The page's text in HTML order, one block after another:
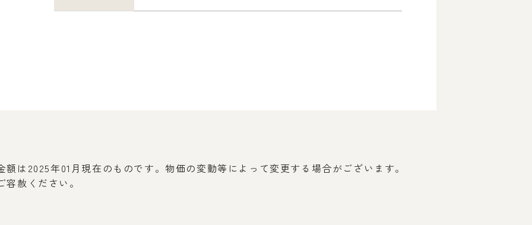
は2025年01月現在のものです。物価の変動等によって変更する場合がございます。
赦ください。